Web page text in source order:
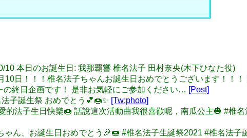
10 本日のお誕生日: 我那覇響 椎名法子 田村奈央(木下ひなた役)
10日！！！椎名法子ちゃんお誕生日おめでとうございます！！
終日企画です！ 是非お気軽にご参加ください… [Post]
子誕生祭 おめでとう💕🍩✨ [Tw:photo]
的法子生日快樂🍩 話說這次活動曲我很喜歡呢，南瓜公主🎃 #椎
ゃん、お誕生日おめでとう🎉🍩 #椎名法子生誕祭2021 #椎名法子